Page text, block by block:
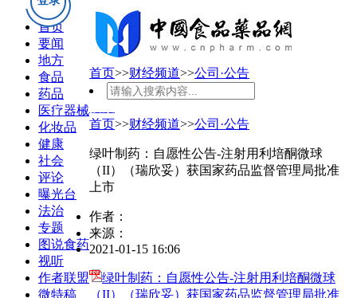
首页
要闻
地方
食品
药品
医疗器械
化妆品
健康
社会
评论
曝光台
法治
专题
图说食药
视听
作者联盟
微特稿
首页>>财经频道>>公司·公告
首页>>财经频道>>公司·公告
绿叶制药：自愿性公告-注射用利培酮微球
（II）（瑞欣妥）获国家药品监督管理局批准
上市
作者：
来源：
2021-01-15 16:06
绿叶制药：自愿性公告-注射用利培酮微球
（II）（瑞欣妥）获国家药品监督管理局批准